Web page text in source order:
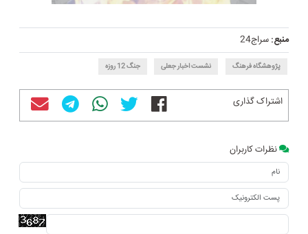
منبع:سراج24
پژوهشگاه فرهنگ نشست اخبار جعلی جنگ 12 روزه
اشتراک گذاری
نظرات کاربران